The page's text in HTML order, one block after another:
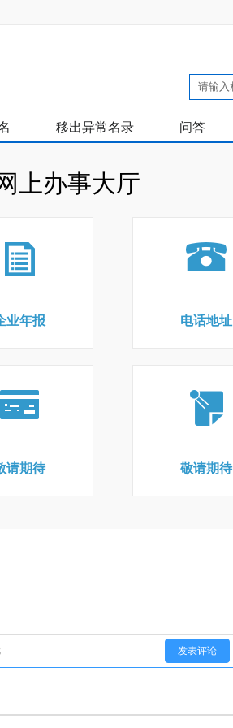
移出异常名录 问答
上办事大厅
业年报 电话地址
请期待 敬请期待
发表评论